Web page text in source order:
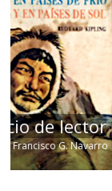
Un
nostalgia
12 octubre, 2024